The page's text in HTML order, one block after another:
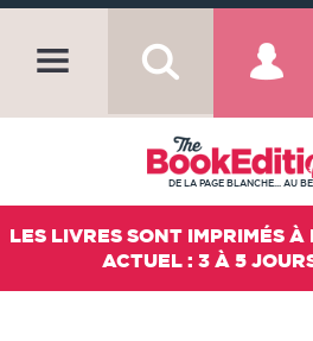
DE LA PAGE BLANCHE... AU
LES LIVRES SONT IMPRIMÉS
ACTUEL : 3 À 5